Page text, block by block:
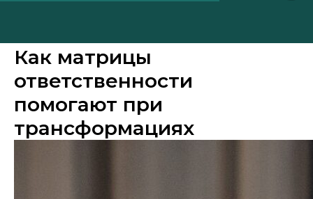
Как матрицы
ответственности
помогают при
трансформациях